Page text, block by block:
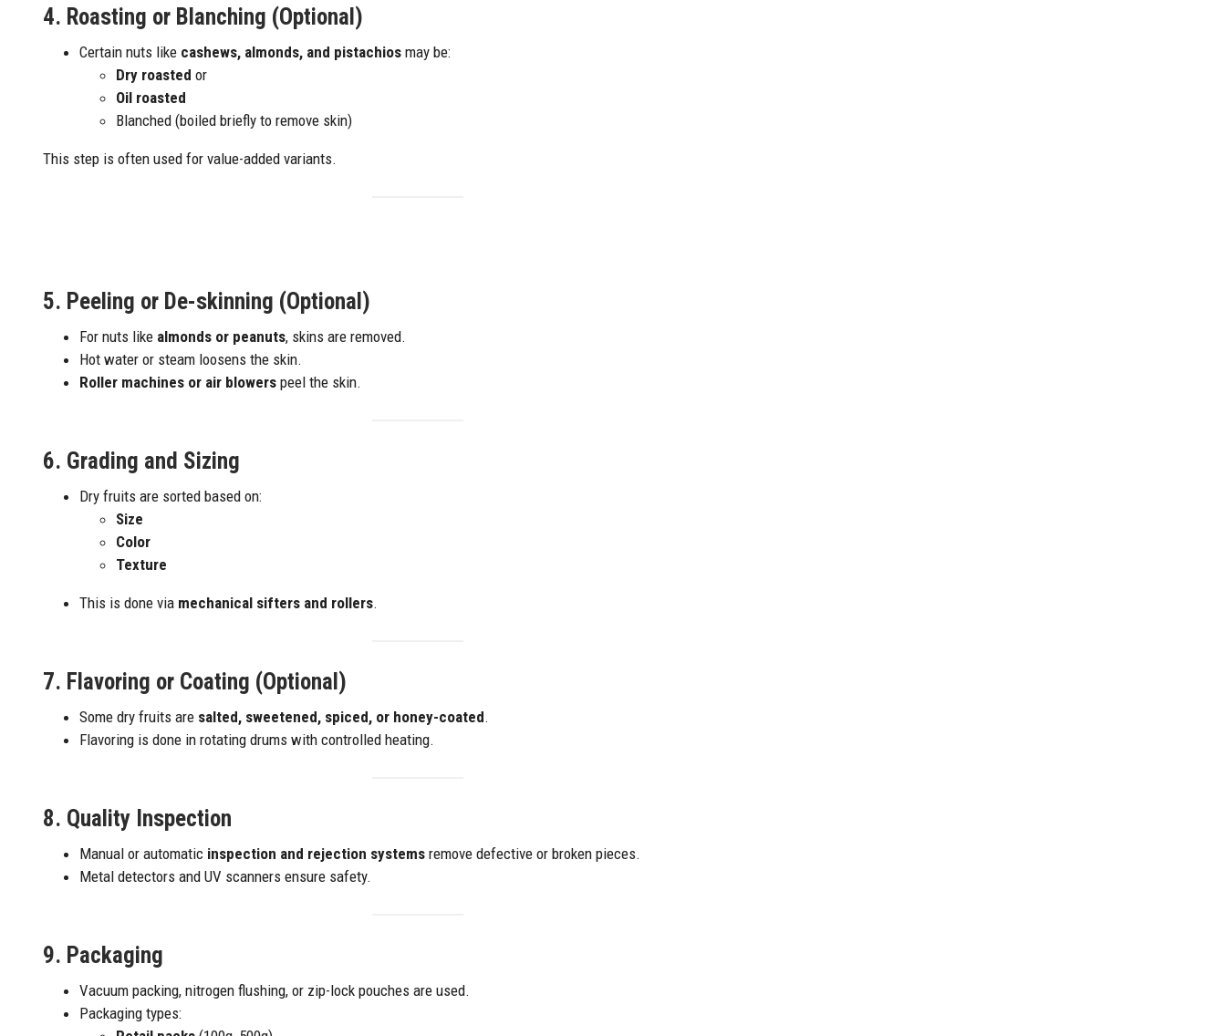
4. Roasting or Blanching (Optional)
Certain nuts like cashews, almonds, and pistachios may be:
Dry roasted or
Oil roasted
Blanched (boiled briefly to remove skin)
This step is often used for value-added variants.
5. Peeling or De-skinning (Optional)
For nuts like almonds or peanuts, skins are removed.
Hot water or steam loosens the skin.
Roller machines or air blowers peel the skin.
6. Grading and Sizing
Dry fruits are sorted based on:
Size
Color
Texture
This is done via mechanical sifters and rollers.
7. Flavoring or Coating (Optional)
Some dry fruits are salted, sweetened, spiced, or honey-coated.
Flavoring is done in rotating drums with controlled heating.
8. Quality Inspection
Manual or automatic inspection and rejection systems remove defective or broken pieces.
Metal detectors and UV scanners ensure safety.
9. Packaging
Vacuum packing, nitrogen flushing, or zip-lock pouches are used.
Packaging types: